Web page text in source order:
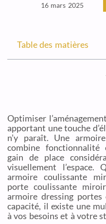
16 mars 2025
Table des matières
Optimiser
apportant une touche
n’y paraît. Une
combine
gain de place
visuellement l’espace.
armoire coulissante
porte coulissante
armoire dressing
capacité, il existe une
à vos besoins et à votre